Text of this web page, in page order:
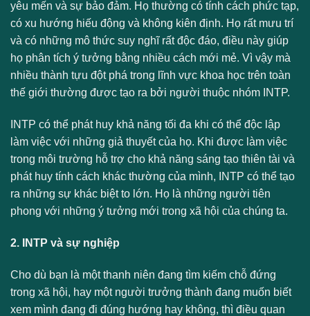
yêu mến và sự bảo đảm. Họ thường có tính cách phức tạp,
có xu hướng hiếu động và không kiên định. Họ rất mưu trí
và có những mô thức suy nghĩ rất độc đáo, điều này giúp
họ phân tích ý tưởng bằng nhiều cách mới mẻ. Vì vậy mà
nhiều thành tựu đột phá trong lĩnh vực khoa học trên toàn
thế giới thường được tạo ra bởi người thuộc nhóm INTP.
INTP có thể phát huy khả năng tối đa khi có thể độc lập
làm việc với những giả thuyết của họ. Khi được làm việc
trong môi trường hỗ trợ cho khả năng sáng tạo thiên tài và
phát huy tính cách khác thường của mình, INTP có thể tạo
ra những sự khác biệt to lớn. Họ là những người tiên
phong với những ý tưởng mới trong xã hội của chúng ta.
2. INTP và sự nghiệp
Cho dù bạn là một thanh niên đang tìm kiếm chỗ đứng
trong xã hội, hay một người trưởng thành đang muốn biết
xem mình đang đi đúng hướng hay không, thì điều quan